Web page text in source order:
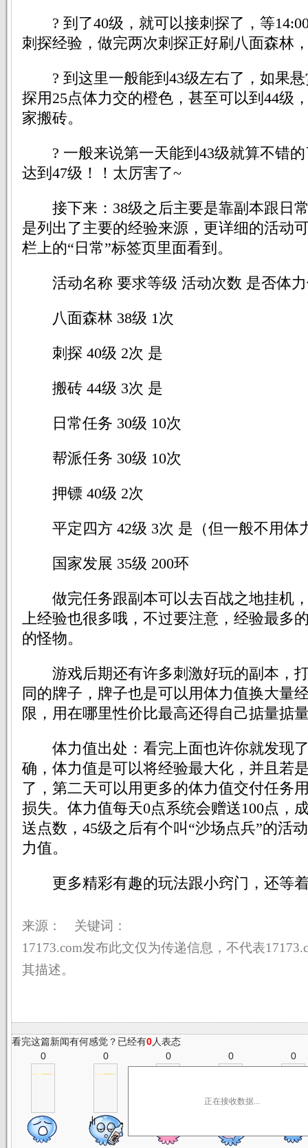
? 到了40级，就可以接刺探了，等
刺探经验，做完两次刺探正好刷八面森林
? 到这里一般能到43级左右了，如果悬
探用25点体力交的橙色，甚至可以到44级
家搬砖。
? 一般来说第一天能到43级就算不错的
达到47级！！太厉害了~
接下来：38级之后主要是靠副本跟日
是列出了主要的经验来源，更详细的活动
栏上的“日常”标签页里面看到。
活动名称 要求等级 活动次数 是否体力
八面森林 38级 1次
刺探 40级 2次 是
搬砖 44级 3次 是
日常任务 30级 10次
帮派任务 30级 10次
押镖 40级 2次
平定四方 42级 3次 是（但一般不用体
国家发展 35级 200环
做完任务跟副本可以去百战之地挂机
上经验也很多哦，不过要注意，经验最多
的怪物。
游戏后期还有许多刺激好玩的副本，
同的牌子，牌子也是可以用体力值换大量
限，用在哪里性价比最高还得自己掂量掂
体力值出处：看完上面也许你就发现
确，体力值是可以将经验最大化，并且若
了，第二天可以用更多的体力值交付任务
损失。体力值每天0点系统会赠送100点，
送点数，45级之后有个叫“沙场点兵”的活
力值。
更多精彩有趣的玩法跟小窍门，还等
来源： 关键词：
17173.com发布此文仅为传递信息，不代表
其描述。
看完这篇新闻有何感觉？已经有0人表态
0
0 0 0 0
正在接收数据...